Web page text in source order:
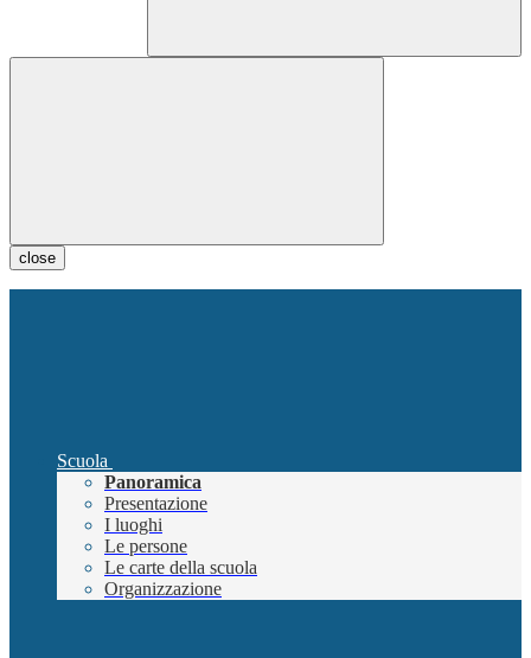
close
Scuola
Panoramica
Presentazione
I luoghi
Le persone
Le carte della scuola
Organizzazione